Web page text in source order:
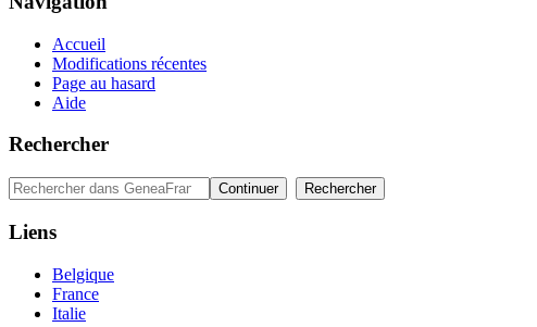
Accueil
Modifications récentes
Page au hasard
Aide
Rechercher
Liens
Belgique
France
Italie